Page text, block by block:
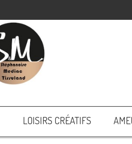
LOISIRS CRÉATIFS